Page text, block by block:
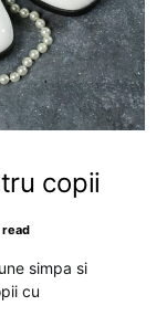
copii
simpa si
cu